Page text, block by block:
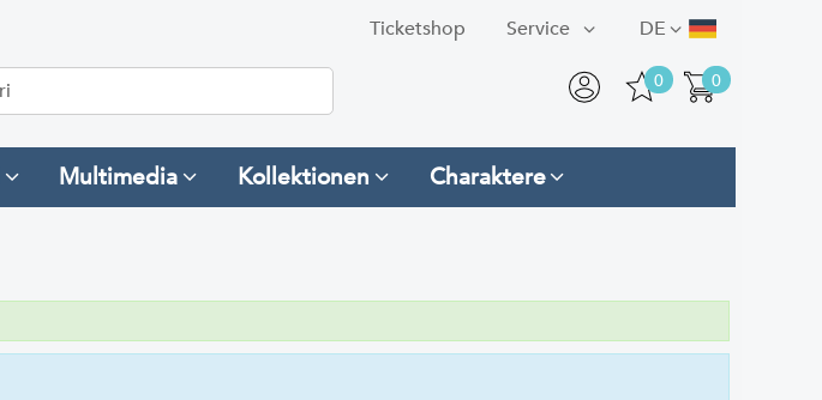
DE
Service
Ticketshop
0
0
Multimedia Kollektionen Charaktere